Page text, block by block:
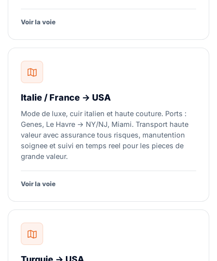
Voir la voie
Italie / France → USA
Mode de luxe, cuir italien et haute couture. Ports :
Genes, Le Havre → NY/NJ, Miami. Transport haute
valeur avec assurance tous risques, manutention
soignee et suivi en temps reel pour les pieces de
grande valeur.
Voir la voie